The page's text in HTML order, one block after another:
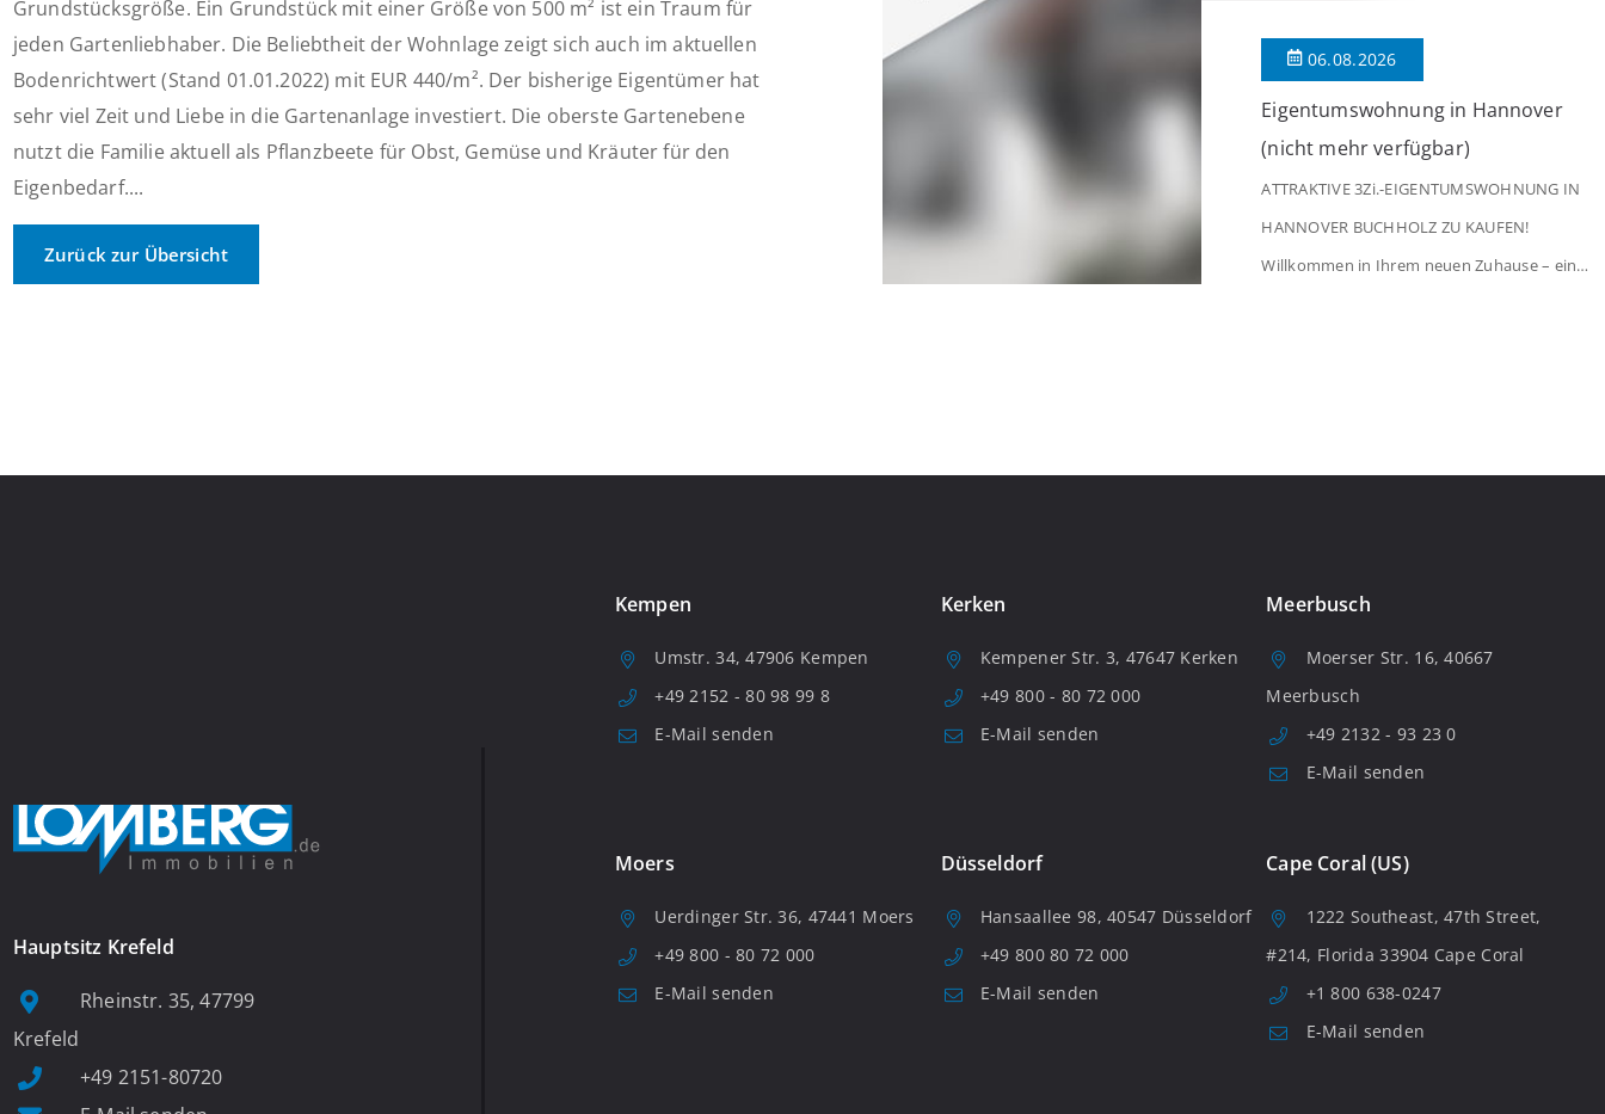
Grundstücksgröße. Ein Grundstück mit einer Größe von 500 m² ist ein Traum für
jeden Gartenliebhaber. Die Beliebtheit der Wohnlage zeigt sich auch im aktuellen
Bodenrichtwert (Stand 01.01.2022) mit EUR 440/m². Der bisherige Eigentümer hat
sehr viel Zeit und Liebe in die Gartenanlage investiert. Die oberste Gartenebene
nutzt die Familie aktuell als Pflanzbeete für Obst, Gemüse und Kräuter für den
Eigenbedarf....
Zurück zur Übersicht
06.08.2026
Eigentumswohnung in Hannover
(nicht mehr verfügbar)
ATTRAKTIVE 3Zi.-EIGENTUMSWOHNUNG IN
HANNOVER BUCHHOLZ ZU KAUFEN!
Willkommen in Ihrem neuen Zuhause – einer
Hauptsitz Krefeld
Rheinstr. 35, 47799
Krefeld
+49 2151-80720
Kempen
Umstr. 34, 47906 Kempen
+49 2152 - 80 98 99 8
E-Mail senden
Kerken
Kempener Str. 3, 47647 Kerken
+49 800 - 80 72 000
E-Mail senden
Meerbusch
Moerser Str. 16, 40667
Meerbusch
+49 2132 - 93 23 0
E-Mail senden
Moers
Uerdinger Str. 36, 47441 Moers
+49 800 - 80 72 000
E-Mail senden
Düsseldorf
Hansaallee 98, 40547 Düsseldorf
+49 800 80 72 000
E-Mail senden
Cape Coral (US)
1222 Southeast, 47th Street,
#214, Florida 33904 Cape Coral
+1 800 638-0247
E-Mail senden